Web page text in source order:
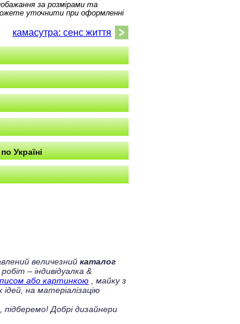
за розмірами та
уточнити при оформленні
камасутра: сенс життя
Україні
величезний каталог
– індивідуалка &
або картинкою , майку з
на матеріалізацію
Добрі дизайнери